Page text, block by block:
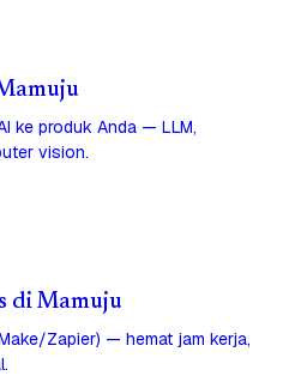
ke produk Anda — LLM,
vision.
di Mamuju
Zapier) — hemat jam kerja,